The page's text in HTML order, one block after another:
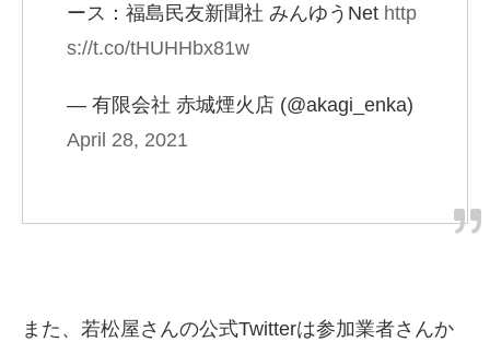
ース：福島民友新聞社 みんゆうNet http
s://t.co/tHUHHbx81w
— 有限会社 赤城煙火店 (@akagi_enka)
April 28, 2021
また、若松屋さんの公式Twitterは参加業者さんか